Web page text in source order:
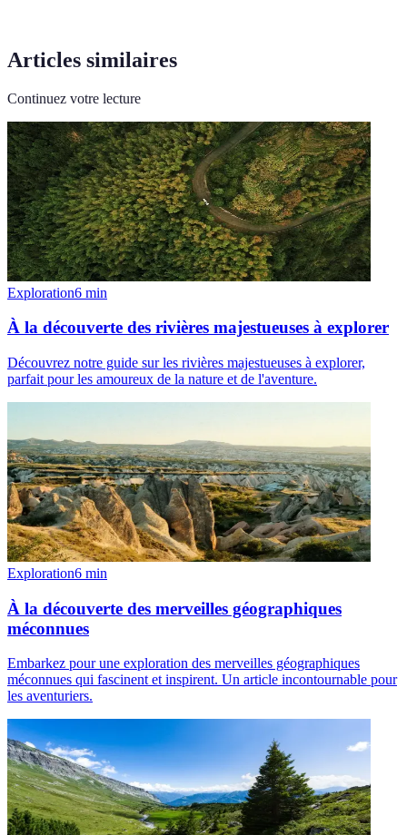
Articles similaires
Continuez votre lecture
Exploration6 min
À la découverte des rivières majestueuses à explorer
Découvrez notre guide sur les rivières majestueuses à explorer,
parfait pour les amoureux de la nature et de l'aventure.
Exploration6 min
À la découverte des merveilles géographiques
méconnues
Embarkez pour une exploration des merveilles géographiques
méconnues qui fascinent et inspirent. Un article incontournable pour
les aventuriers.